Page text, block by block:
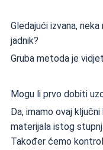
Gledajući izvana,
jadnik?
Gruba metoda je
Mogu li prvo dobiti
Da, imamo ovaj
materijala istog
Također ćemo